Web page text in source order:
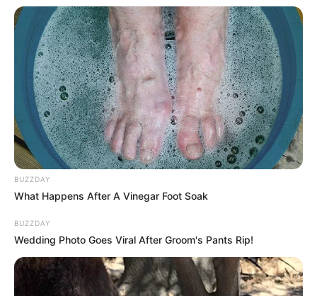
importância e serão dispensados, "já que não haverá mais pelo
que lutar."Contudo, este é um pensamento muito atrasado
, já
que há importância de garantir que os direitos sejam respeitados. E
tal coisa somente é possível por meio de representação da
categoria forte.
VEJA TAMBÉM:
✳️ PEC 14 e PLP 185: Qual proposta é melhor?
✳️Ocorreu Bloqueio de Verbas para 80 mil ACS.
✳️Último adeus a ACS Noelia comove comunidade.
✳️R$ 240 bilhões: Economia gerada pelos ACS/ACE.
Será comum ouvir de pessoas com mentalidade fraca, diz que
BUZZDAY
What Happens After A Vinegar Foot Soak
BUZZDAY
Wedding Photo Goes Viral After Groom's Pants Rip!